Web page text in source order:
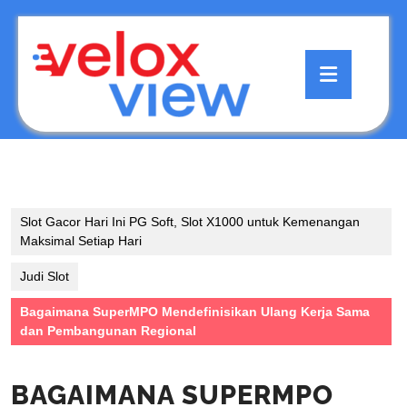
content
Slot Gacor Hari Ini PG Soft, Slot X1000 untuk Kemenangan
Maksimal Setiap Hari
Judi Slot
Bagaimana SuperMPO Mendefinisikan Ulang Kerja Sama
dan Pembangunan Regional
BAGAIMANA SUPERMPO